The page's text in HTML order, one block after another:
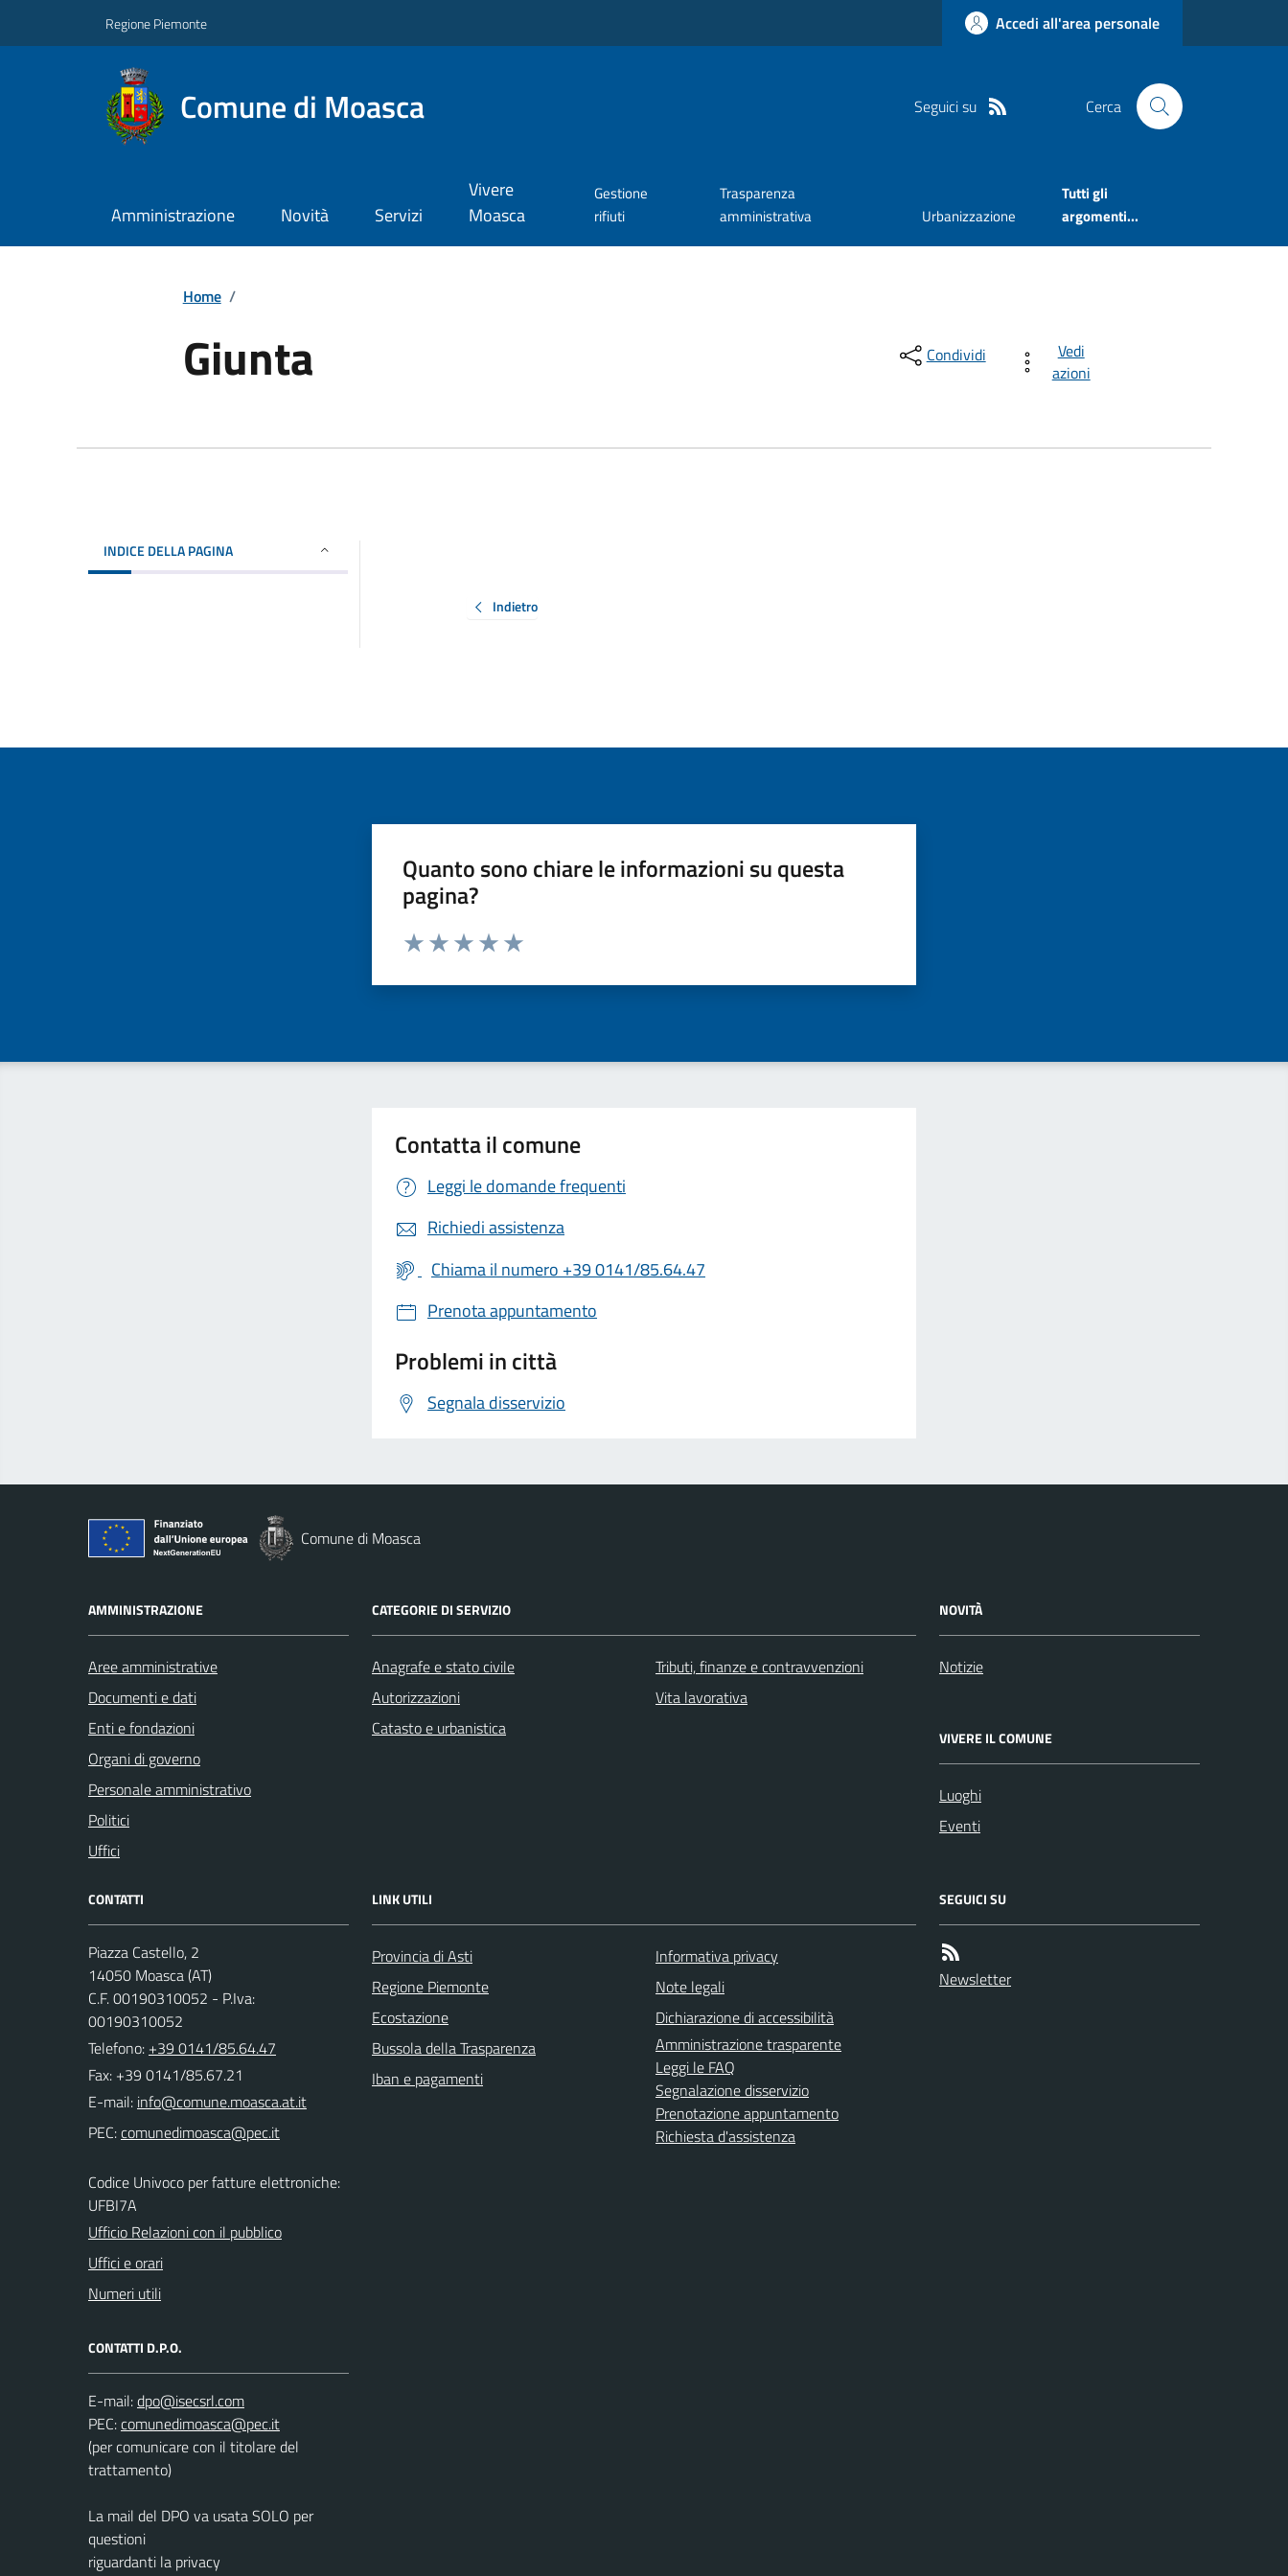
Regione Piemonte Accedi all'area personale
Comune di Moasca Seguici su Cerca
Amministrazione Novità Servizi
Vivere
Moasca
Gestione
rifiuti
Trasparenza
amministrativa
Urbanizzazione
Tutti gli
argomenti...
Home /
Giunta Condividi
Vedi
azioni
INDICE DELLA PAGINA
Indietro
Quanto sono chiare le informazioni su questa
pagina?
Valuta da 1 a 5 stelle la pagina
Contatta il comune
Leggi le domande frequenti
Richiedi assistenza
Chiama il numero +39 0141/85.64.47
Prenota appuntamento
Problemi in città
Segnala disservizio
Comune di Moasca
AMMINISTRAZIONE
Aree amministrative
Documenti e dati
Enti e fondazioni
Organi di governo
Personale amministrativo
Politici
Uffici
CATEGORIE DI SERVIZIO
Anagrafe e stato civile
Autorizzazioni
Catasto e urbanistica
Tributi, finanze e contravvenzioni
Vita lavorativa
NOVITÀ
Notizie
VIVERE IL COMUNE
Luoghi
Eventi
CONTATTI
Piazza Castello, 2
14050 Moasca (AT)
C.F. 00190310052 - P.Iva:
00190310052
Telefono: +39 0141/85.64.47
Fax: +39 0141/85.67.21
E-mail:
PEC:
Codice Univoco per fatture elettroniche:
UFBI7A
Ufficio Relazioni con il pubblico
Uffici e orari
Numeri utili
CONTATTI D.P.O.
E-mail:
PEC:
(per comunicare con il titolare del
trattamento)
La mail del DPO va usata SOLO per
questioni
riguardanti la privacy
LINK UTILI
Provincia di Asti
Regione Piemonte
Ecostazione
Bussola della Trasparenza
Iban e pagamenti
Informativa privacy
Note legali
Dichiarazione di accessibilità
Amministrazione trasparente
Leggi le FAQ
Segnalazione disservizio
Prenotazione appuntamento
Richiesta d'assistenza
SEGUICI SU
Newsletter